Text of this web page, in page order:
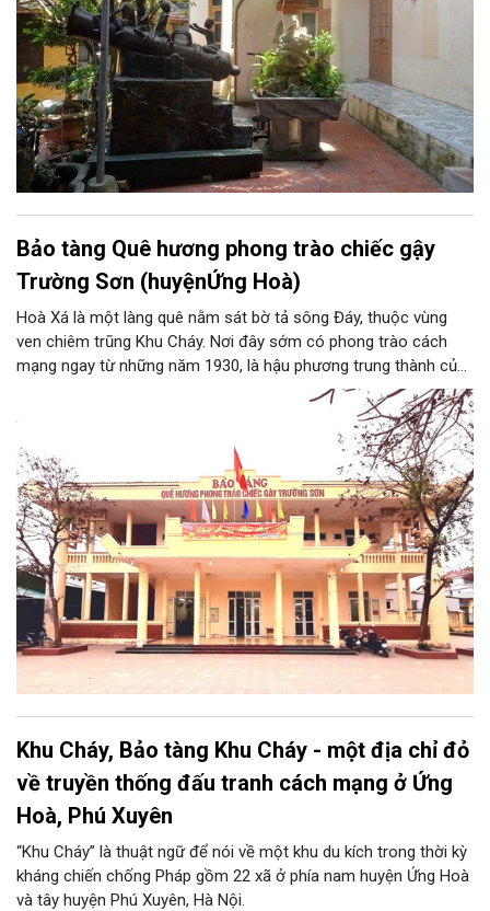
Bảo tàng Quê hương phong trào chiếc gậy
Trường Sơn (huyệnỨng Hoà)
Hoà Xá là một làng quê nằm sát bờ tả sông Đáy, thuộc vùng
ven chiêm trũng Khu Cháy. Nơi đây sớm có phong trào cách
mạng ngay từ những năm 1930, là hậu phương trung thành của
cuộc kháng chiến chống Pháp. Trong công cuộc kháng chiến
chống Mỹ cứu nước, Hòa Xá được xem là quê hương của
phong trào động viên thanh niên lên đường “xẻ dọc Trường Sơn
đi cứu nước” và câu chuyện huyền thoại “chiếc gậy Trường
Sơn”.
Khu Cháy, Bảo tàng Khu Cháy - một địa chỉ đỏ
về truyền thống đấu tranh cách mạng ở Ứng
Hoà, Phú Xuyên
“Khu Cháy” là thuật ngữ để nói về một khu du kích trong thời kỳ
kháng chiến chống Pháp gồm 22 xã ở phía nam huyện Ứng Hoà
và tây huyện Phú Xuyên, Hà Nội.